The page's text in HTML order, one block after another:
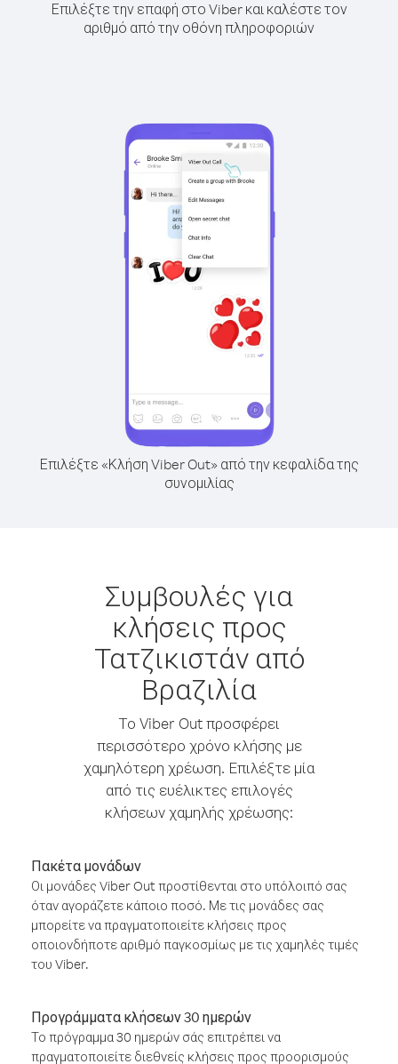
Επιλέξτε την επαφή στο Viber και καλέστε τον
αριθμό από την οθόνη πληροφοριών
Επιλέξτε «Κλήση Viber Out» από την κεφαλίδα της
συνομιλίας
Συμβουλές για
κλήσεις προς
Τατζικιστάν από
Βραζιλία
Το Viber Out προσφέρει
περισσότερο χρόνο κλήσης με
χαμηλότερη χρέωση. Επιλέξτε μία
από τις ευέλικτες επιλογές
κλήσεων χαμηλής χρέωσης:
Πακέτα μονάδων
Οι μονάδες Viber Out προστίθενται στο υπόλοιπό σας
όταν αγοράζετε κάποιο ποσό. Με τις μονάδες σας
μπορείτε να πραγματοποιείτε κλήσεις προς
οποιονδήποτε αριθμό παγκοσμίως με τις χαμηλές τιμές
του Viber.
Προγράμματα κλήσεων 30 ημερών
Το πρόγραμμα 30 ημερών σάς επιτρέπει να
πραγματοποιείτε διεθνείς κλήσεις προς προορισμούς